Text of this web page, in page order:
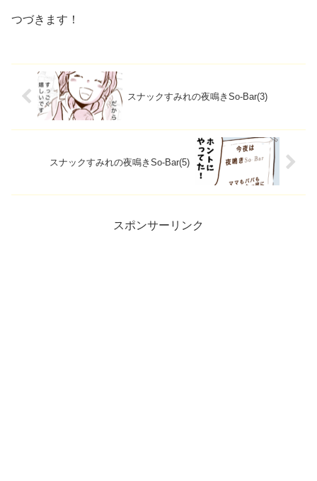
つづきます！
スナックすみれの夜鳴きSo-Bar(3)
スナックすみれの夜鳴きSo-Bar(5)
スポンサーリンク